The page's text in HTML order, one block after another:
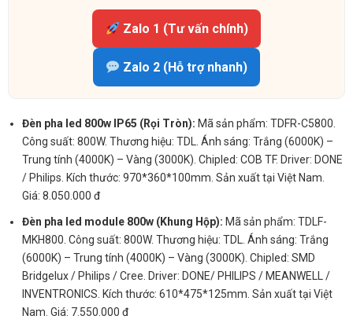
Zalo 1 (Tư vấn chính)
Zalo 2 (Hỗ trợ nhanh)
Đèn pha led 800w IP65 (Rọi Tròn): Mã sản phẩm: TDFR-C5800.
Công suất: 800W. Thương hiệu: TDL. Ánh sáng: Trắng (6000K) –
Trung tính (4000K) – Vàng (3000K). Chipled: COB TF. Driver: DONE
/ Philips. Kích thước: 970*360*100mm. Sản xuất tại Việt Nam.
Giá: 8.050.000 đ
Đèn pha led module 800w (Khung Hộp): Mã sản phẩm: TDLF-
MKH800. Công suất: 800W. Thương hiệu: TDL. Ánh sáng: Trắng
(6000K) – Trung tính (4000K) – Vàng (3000K). Chipled: SMD
Bridgelux / Philips / Cree. Driver: DONE/ PHILIPS / MEANWELL /
INVENTRONICS. Kích thước: 610*475*125mm. Sản xuất tại Việt
Nam. Giá: 7.550.000 đ